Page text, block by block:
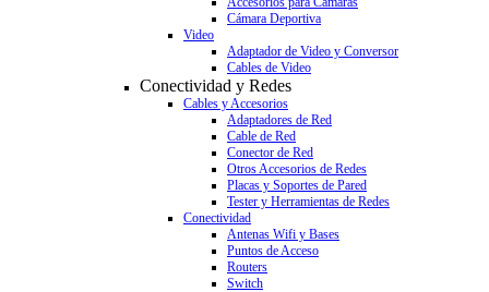
Cámara Deportiva
Video
Adaptador de Video y Conversor
Cables de Video
Conectividad y Redes
Cables y Accesorios
Adaptadores de Red
Cable de Red
Conector de Red
Otros Accesorios de Redes
Placas y Soportes de Pared
Tester y Herramientas de Redes
Conectividad
Antenas Wifi y Bases
Puntos de Acceso
Routers
Switch